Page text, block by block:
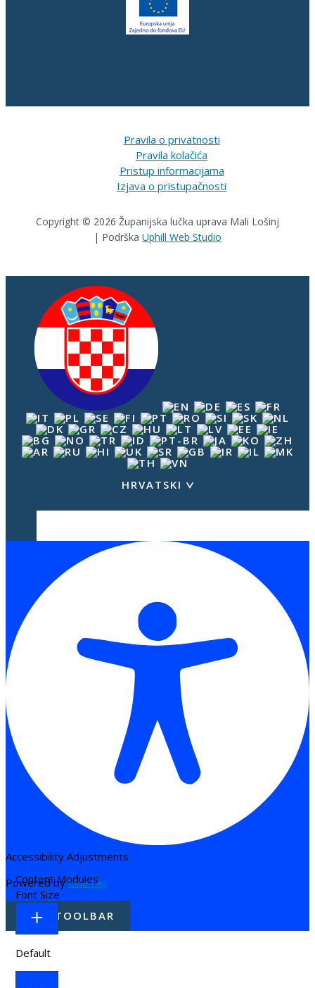
Pravila o privatnosti
Pravila kolačića
Pristup informacijama
Izjava o pristupačnosti
Copyright © 2026 Županijska lučka uprava Mali Lošinj
| Podrška Uphill Web Studio
HRVATSKI
Accessibility Adjustments
Powered byOneTap
HIDE TOOLBAR
Content Modules
Font Size
Default